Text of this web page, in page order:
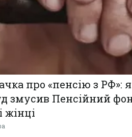
про «пенсію з РФ»:
змусив Пенсійний
жінці